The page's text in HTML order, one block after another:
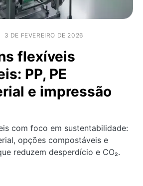
3 DE FEVEREIRO DE 2026
flexíveis
PP, PE
e impressão
com foco em sustentabilidade:
opções compostáveis e
reduzem desperdício e CO₂.